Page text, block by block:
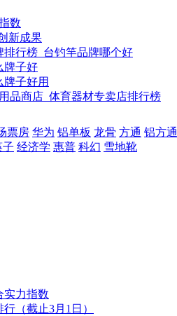
数
新成果
行榜_台钓竿品牌哪个好
牌子好
子好用
品商店_体育器材专卖店排行榜
票房 华为 铝单板 龙骨 方通 铝方通
子 经济学 惠普 科幻 雪地靴
实力指数
（截止3月1日）